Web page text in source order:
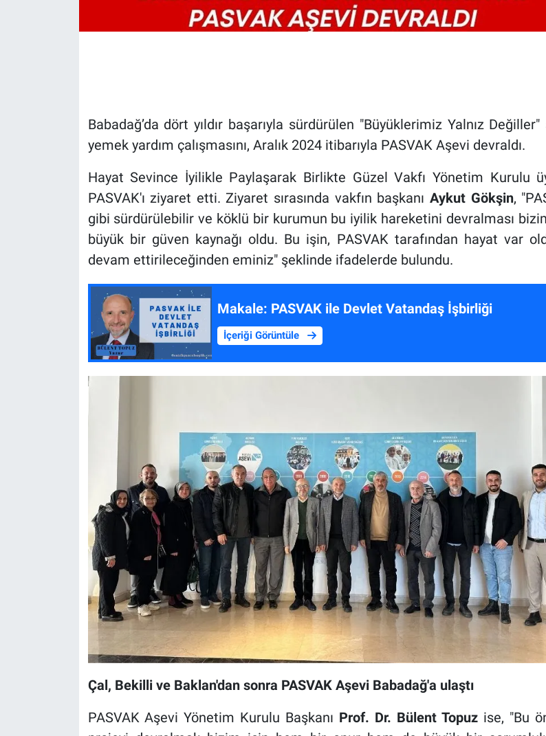
Babadağ’da dört yıldır başarıyla sürdürülen "Büyüklerimiz Yalnız Değiller"
yemek yardım çalışmasını, Aralık 2024 itibarıyla PASVAK Aşevi devraldı.
Hayat Sevince İyilikle Paylaşarak Birlikte Güzel Vakfı Yönetim Kurulu
PASVAK'ı ziyaret etti. Ziyaret sırasında vakfın başkanıAykut Gökşin,
gibi sürdürülebilir ve köklü bir kurumun bu iyilik hareketini devralması
büyük bir güven kaynağı oldu. Bu işin, PASVAK tarafından hayat var
devam ettirileceğinden eminiz" şeklinde ifadelerde bulundu.
Makale: PASVAK ile Devlet Vatandaş İşbirliği
İçeriği Görüntüle
Çal, Bekilli ve Baklan'dan sonra PASVAK Aşevi Babadağ'a ulaştı
PASVAK Aşevi Yönetim Kurulu Başkanı Prof. Dr. Bülent Topuz ise, "Bu